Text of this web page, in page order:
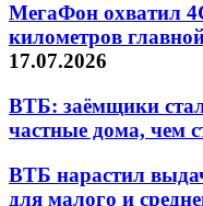
МегаФон охватил
километров
17.07.2026
ВТБ: заёмщики
частные дома, чем
ВТБ нарастил
для малого и